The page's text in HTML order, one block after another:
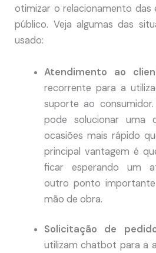
otimizar o relacionamento das
público. Veja algumas das
usado:
Atendimento ao
recorrente para a
suporte ao
pode solucionar uma
ocasiões mais rápido
principal vantagem é
ficar esperando um
outro ponto
mão de obra.
Solicitação de
utilizam chatbot para a